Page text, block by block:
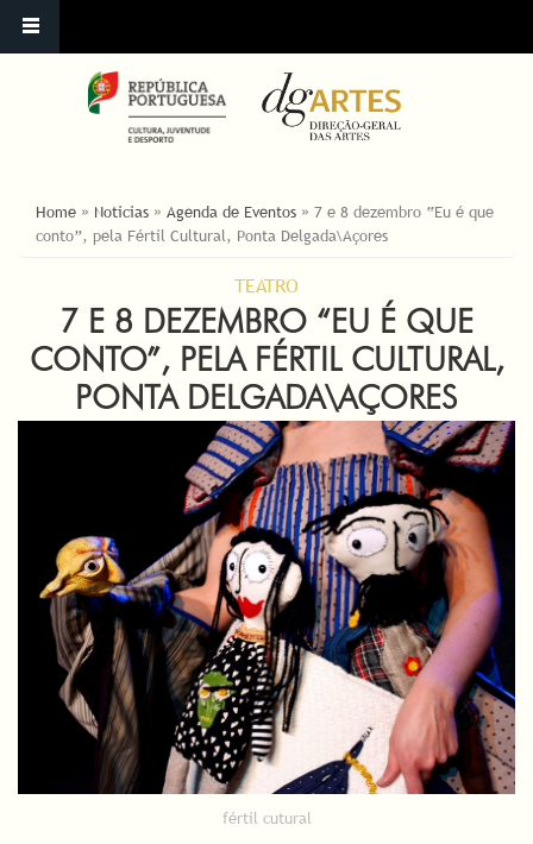
ESTÁ AQUI
Home » Noticias » Agenda de Eventos » 7 e 8 dezembro “Eu é que
conto”, pela Fértil Cultural, Ponta Delgada\Açores
TEATRO
7 E 8 DEZEMBRO “EU É QUE
CONTO”, PELA FÉRTIL CULTURAL,
PONTA DELGADA\AÇORES
fértil cutural